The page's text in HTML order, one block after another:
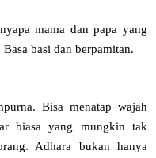
mama dan papa yang
basi dan berpamitan.
Bisa menatap wajah
biasa yang mungkin tak
Adhara bukan hanya